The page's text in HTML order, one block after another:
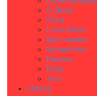
G-Shock
Gucci
Louis Vuitton
Marc Jacobs
Michael Kors
Pandora
Rolex
Tous
Ubrania